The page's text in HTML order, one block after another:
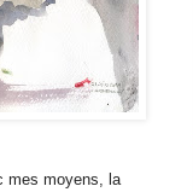
mes moyens, la